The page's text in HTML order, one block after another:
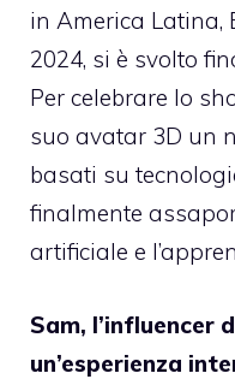
in America Latina,
2024, si è svolto
Per celebrare lo
suo avatar 3D un
basati su
finalmente
artificiale e
Sam, l’influencer
un’esperienza